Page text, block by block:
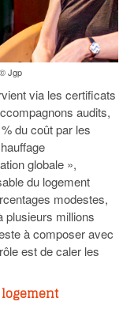
Jgp
via les certificats
audits,
du coût par les
globale »,
du logement
modestes,
plusieurs millions
à composer avec
est de caler les